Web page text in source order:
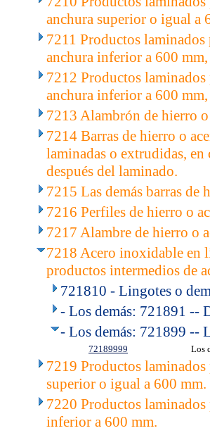
anchura superior o igual a
7211 Productos laminados
anchura inferior a 600
7212 Productos laminados
anchura inferior a 600
7213 Alambrón de hierro o
7214 Barras de hierro o
laminadas o extrudidas,
después del laminado.
7215 Las demás barras de
7216 Perfiles de hierro o
7217 Alambre de hierro o
7218 Acero inoxidable en
productos intermedios de
721810 - Lingotes o
- Los demás: 721891 --
- Los demás: 721899 --
72189999 Los
7219 Productos
superior o igual a 600 mm.
7220 Productos
inferior a 600 mm.